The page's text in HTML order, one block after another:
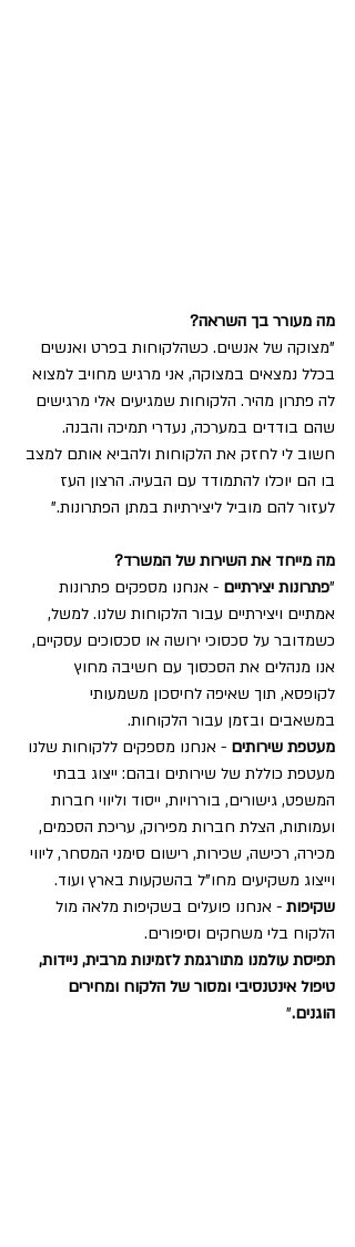
מה מעורר בך השראה?
"מצוקה של אנשים. כשהלקוחות בפרט ואנשים
בכלל נמצאים במצוקה, אני מרגיש מחויב למצוא
לה פתרון מהיר. הלקוחות שמגיעים אלי מרגישים
שהם בודדים במערכה, נעדרי תמיכה והבנה.
חשוב לי לחזק את הלקוחות ולהביא אותם למצב
בו הם יוכלו להתמודד עם הבעיה. הרצון העז
לעזור להם מוביל ליצירתיות במתן הפתרונות."
מה מייחד את השירות של המשרד?
"פתרונות יצירתיים - אנחנו מספקים פתרונות
אמתיים ויצירתיים עבור הלקוחות שלנו. למשל,
כשמדובר על סכסוכי ירושה או סכסוכים עסקיים,
אנו מנהלים את הסכסוך עם חשיבה מחוץ
לקופסא, תוך שאיפה לחיסכון משמעותי
במשאבים ובזמן עבור הלקוחות.
מעטפת שירותים - אנחנו מספקים ללקוחות שלנו
מעטפת כוללת של שירותים ובהם: ייצוג בבתי
המשפט, גישורים, בוררויות, ייסוד וליווי חברות
ועמותות, הצלת חברות מפירוק, עריכת הסכמים,
מכירה, רכישה, שכירות, רישום סימני המסחר, ליווי
וייצוג משקיעים מחו"ל בהשקעות בארץ ועוד.
שקיפות - אנחנו פועלים בשקיפות מלאה מול
הלקוח בלי משחקים וסיפורים.
תפיסת עולמנו מתורגמת לזמינות מרבית, ניידות,
טיפול אינטנסיבי ומסור של הלקוח ומחירים
הוגנים."